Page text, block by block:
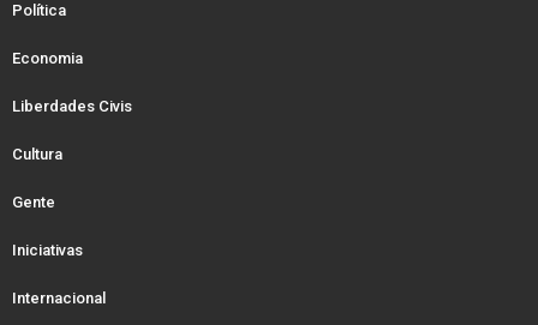
Política
Economia
Liberdades Civis
Cultura
Gente
Iniciativas
Internacional